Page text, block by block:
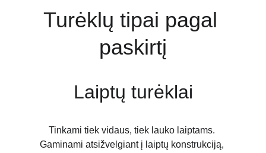
Turėklų tipai pagal
paskirtį
Laiptų turėklai
Tinkami tiek vidaus, tiek lauko laiptams.
Gaminami atsižvelgiant į laiptų konstrukciją,